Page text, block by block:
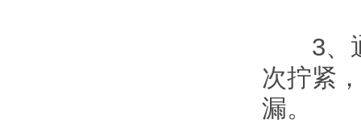
3、通
次拧紧
漏。